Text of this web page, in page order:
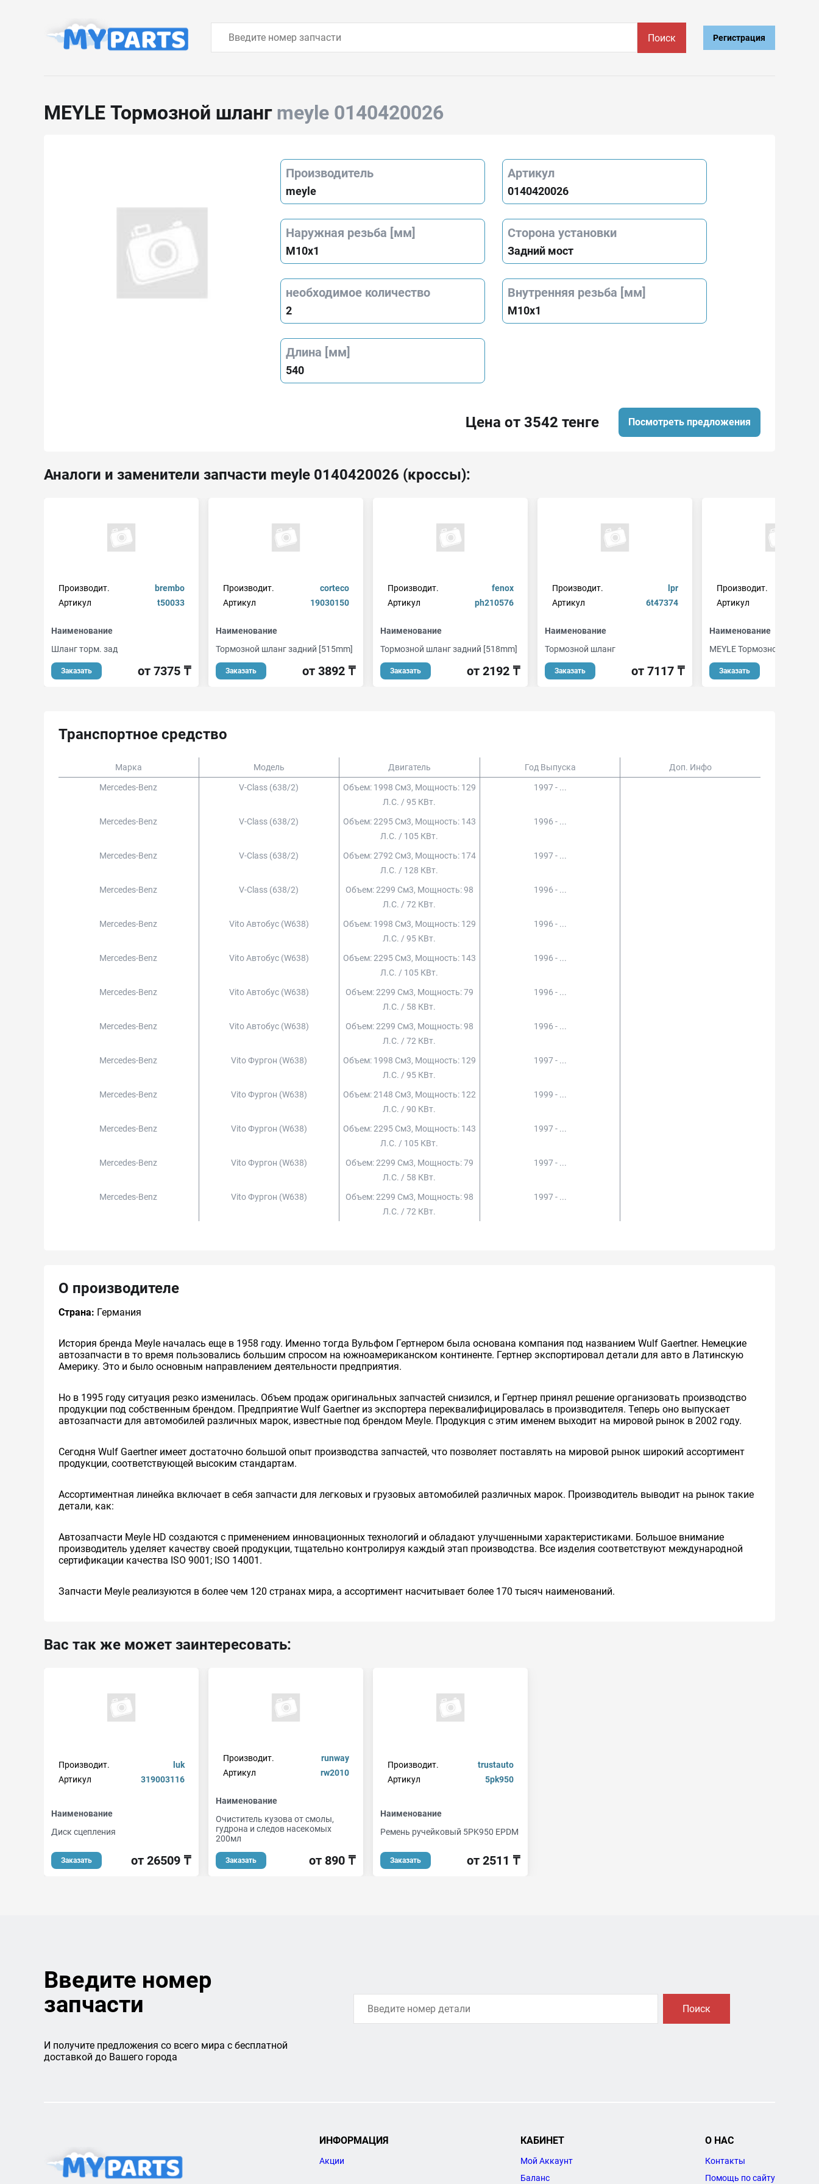
Поиск Регистрация
MEYLE Тормозной шланг meyle 0140420026
Производитель
meyle
Артикул
0140420026
Наружная резьба [мм]
M10x1
Сторона установки
Задний мост
необходимое количество
2
Внутренняя резьба [мм]
M10x1
Длина [мм]
540
Цена от 3542 тенге Посмотреть предложения
Аналоги и заменители запчасти meyle 0140420026 (кроссы):
Производит.
brembo
Артикул
t50033
Наименование
Шланг торм. зад
Заказать от 7375 ₸
Производит.
corteco
Артикул
19030150
Наименование
Тормозной шланг задний [515mm]
Заказать от 3892 ₸
Производит.
fenox
Артикул
ph210576
Наименование
Тормозной шланг задний [518mm]
Заказать от 2192 ₸
Производит.
lpr
Артикул
6t47374
Наименование
Тормозной шланг
Заказать от 7117 ₸
Производит.
Артикул
Наименование
MEYLE Тормозной шланг
Заказать
Транспортное средство
Марка Модель Двигатель Год Выпуска Доп. Инфо
Mercedes-Benz V-Class (638/2)
Объем: 1998 См3, Мощность: 129
Л.с. / 95 КВт.
1997 - ...
Mercedes-Benz V-Class (638/2)
Объем: 2295 См3, Мощность: 143
Л.с. / 105 КВт.
1996 - ...
Mercedes-Benz V-Class (638/2)
Объем: 2792 См3, Мощность: 174
Л.с. / 128 КВт.
1997 - ...
Mercedes-Benz V-Class (638/2)
Объем: 2299 См3, Мощность: 98
Л.с. / 72 КВт.
1996 - ...
Mercedes-Benz Vito Автобус (w638)
Объем: 1998 См3, Мощность: 129
Л.с. / 95 КВт.
1996 - ...
Mercedes-Benz Vito Автобус (w638)
Объем: 2295 См3, Мощность: 143
Л.с. / 105 КВт.
1996 - ...
Mercedes-Benz Vito Автобус (w638)
Объем: 2299 См3, Мощность: 79
Л.с. / 58 КВт.
1996 - ...
Mercedes-Benz Vito Автобус (w638)
Объем: 2299 См3, Мощность: 98
Л.с. / 72 КВт.
1996 - ...
Mercedes-Benz Vito Фургон (w638)
Объем: 1998 См3, Мощность: 129
Л.с. / 95 КВт.
1997 - ...
Mercedes-Benz Vito Фургон (w638)
Объем: 2148 См3, Мощность: 122
Л.с. / 90 КВт.
1999 - ...
Mercedes-Benz Vito Фургон (w638)
Объем: 2295 См3, Мощность: 143
Л.с. / 105 КВт.
1997 - ...
Mercedes-Benz Vito Фургон (w638)
Объем: 2299 См3, Мощность: 79
Л.с. / 58 КВт.
1997 - ...
Mercedes-Benz Vito Фургон (w638)
Объем: 2299 См3, Мощность: 98
Л.с. / 72 КВт.
1997 - ...
О производителе
Страна: Германия
История бренда Meyle началась еще в 1958 году. Именно тогда Вульфом Гертнером была основана компания под названием Wulf Gaertner. Немецкие
автозапчасти в то время пользовались большим спросом на южноамериканском континенте. Гертнер экспортировал детали для авто в Латинскую
Америку. Это и было основным направлением деятельности предприятия.
Но в 1995 году ситуация резко изменилась. Объем продаж оригинальных запчастей снизился, и Гертнер принял решение организовать производство
продукции под собственным брендом. Предприятие Wulf Gaertner из экспортера переквалифицировалась в производителя. Теперь оно выпускает
автозапчасти для автомобилей различных марок, известные под брендом Meyle. Продукция с этим именем выходит на мировой рынок в 2002 году.
Сегодня Wulf Gaertner имеет достаточно большой опыт производства запчастей, что позволяет поставлять на мировой рынок широкий ассортимент
продукции, соответствующей высоким стандартам.
Ассортиментная линейка включает в себя запчасти для легковых и грузовых автомобилей различных марок. Производитель выводит на рынок такие
детали, как:
Автозапчасти Meyle HD создаются с применением инновационных технологий и обладают улучшенными характеристиками. Большое внимание
производитель уделяет качеству своей продукции, тщательно контролируя каждый этап производства. Все изделия соответствуют международной
сертификации качества ISO 9001; ISO 14001.
Запчасти Meyle реализуются в более чем 120 странах мира, а ассортимент насчитывает более 170 тысяч наименований.
Вас так же может заинтересовать:
Производит.
luk
Артикул
319003116
Наименование
Диск сцепления
Заказать от 26509 ₸
Производит.
runway
Артикул
rw2010
Наименование
Очиститель кузова от смолы,
гудрона и следов насекомых
200мл
Заказать от 890 ₸
Производит.
trustauto
Артикул
5pk950
Наименование
Ремень ручейковый 5PK950 EPDM
Заказать от 2511 ₸
Введите номер
запчасти
И получите предложения со всего мира с бесплатной
доставкой до Вашего города
Поиск
ИНФОРМАЦИЯ
Акции
КАБИНЕТ
Мой Аккаунт
Баланс
О НАС
Контакты
Помощь по сайту